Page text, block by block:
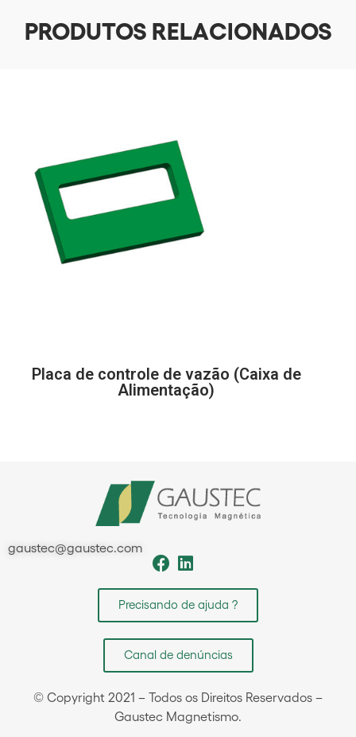
PRODUTOS RELACIONADOS
Placa de controle de vazão (Caixa de
Alimentação)
gaustec@gaustec.com
Precisando de ajuda ?
Canal de denúncias
© Copyright 2021 – Todos os Direitos Reservados –
Gaustec Magnetismo.